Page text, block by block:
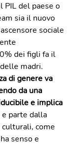
PIL del paese o
sia il nuovo
sociale
dei figli fa il
madri.
di genere va
da una
e implica
e parte dalla
come
senso e